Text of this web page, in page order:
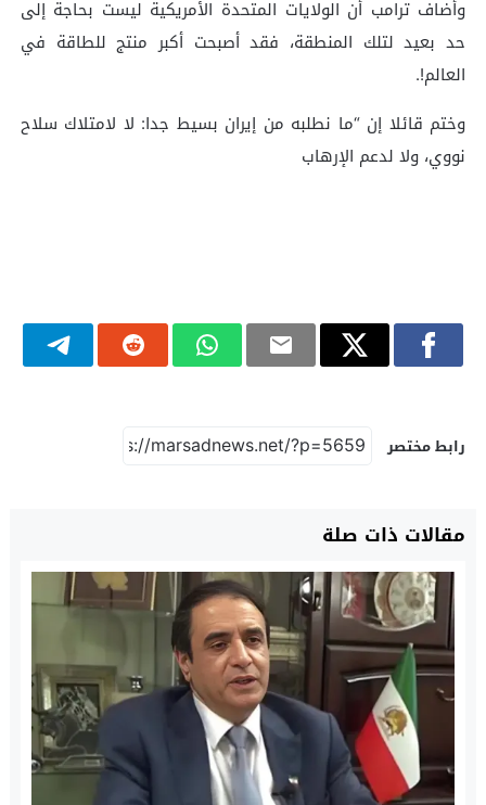
وأضاف ترامب أن الولايات المتحدة الأمريكية ليست بحاجة إلى
حد بعيد لتلك المنطقة، فقد أصبحت أكبر منتج للطاقة في
العالم!.
وختم قائلا إن “ما نطلبه من إيران بسيط جدا: لا لامتلاك سلاح
نووي، ولا لدعم الإرهاب
رابط مختصر
مقالات ذات صلة